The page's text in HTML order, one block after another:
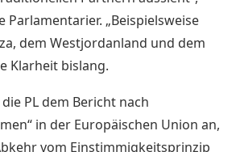
„Beispielsweise
dem Westjordanland und dem
Klarheit bislang.
PL dem Bericht nach
in der Europäischen Union an,
vom Einstimmigkeitsprinzip